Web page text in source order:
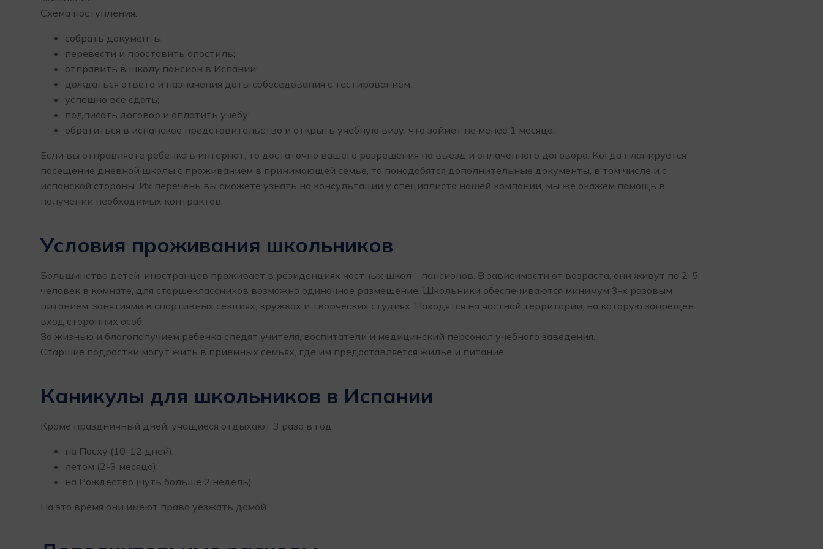
Схема поступления:
собрать документы;
перевести и проставить апостиль;
отправить в школу пансион в Испании;
дождаться ответа и назначения даты собеседования с тестированием;
успешно все сдать;
подписать договор и оплатить учебу;
обратиться в испанское представительство и открыть учебную визу, что займет не менее 1 месяца;
Если вы отправляете ребенка в интернат, то достаточно вашего разрешения на выезд и оплаченного договора. Когда планируется
посещение дневной школы с проживанием в принимающей семье, то понадобятся дополнительные документы, в том числе и с
испанской стороны. Их перечень вы сможете узнать на консультации у специалиста нашей компании, мы же окажем помощь в
получении необходимых контрактов.
Условия проживания школьников
Большинство детей-иностранцев проживает в резиденциях частных школ – пансионов. В зависимости от возраста, они живут по 2-5
человек в комнате, для старшеклассников возможно одиночное размещение. Школьники обеспечиваются минимум 3-х разовым
питанием, занятиями в спортивных секциях, кружках и творческих студиях. Находятся на частной территории, на которую запрещен
вход сторонних особ.
За жизнью и благополучием ребенка следят учителя, воспитатели и медицинский персонал учебного заведения.
Старшие подростки могут жить в приемных семьях, где им предоставляется жилье и питание.
Каникулы для школьников в Испании
Кроме праздничный дней, учащиеся отдыхают 3 раза в год:
на Пасху (10-12 дней);
летом (2-3 месяца);
на Рождество (чуть больше 2 недель).
На это время они имеют право уезжать домой.